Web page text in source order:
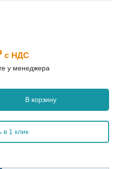
с НДС
у менеджера
В корзину
в 1 клик